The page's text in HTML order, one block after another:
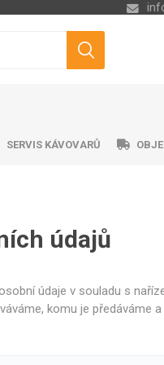
Vending
Filtry na vodu
Odkapávací misky
Aplikační technika
SERVIS KÁVOVARŮ
údajů
údaje v souladu s
komu je předáváme